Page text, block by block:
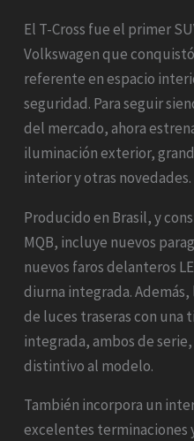
El T-Cross fue el primer
Volkswagen que
referente en espacio
seguridad. Para seguir
del mercado, ahora
iluminación exterior,
interior y otras novedades.
Producido en Brasil, y
MQB, incluye nuevos
nuevos faros delanteros
diurna integrada.
de luces traseras con una
integrada, ambos de
distintivo al modelo.
También incorpora un
excelentes terminaciones